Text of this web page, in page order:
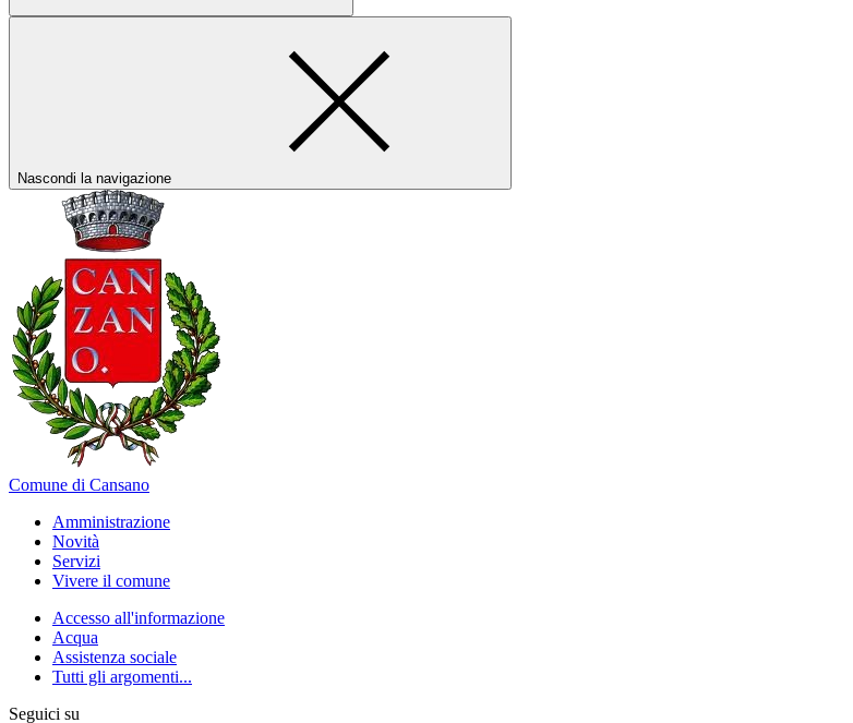
Nascondi la navigazione
Comune di Cansano
Amministrazione
Novità
Servizi
Vivere il comune
Accesso all'informazione
Acqua
Assistenza sociale
Tutti gli argomenti...
Seguici su